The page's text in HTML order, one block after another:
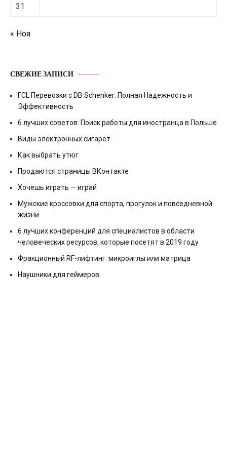
31
« Ноя
СВЕЖИЕ ЗАПИСИ
FCL Перевозки с DB Schenker: Полная Надежность и
Эффективность
6 лучших советов: Поиск работы для иностранца в Польше
Виды электронных сигарет
Как выбрать утюг
Продаются страницы ВКонтакте
Хочешь играть — играй
Мужские кроссовки для спорта, прогулок и повседневной
жизни
6 лучших конференций для специалистов в области
человеческих ресурсов, которые посетят в 2019 году
Фракционный RF-лифтинг: микроиглы или матрица
Наушники для геймеров